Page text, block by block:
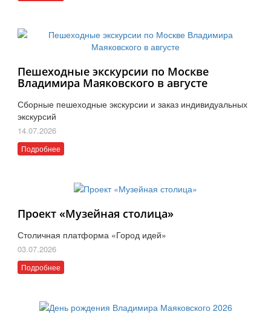
Пешеходные экскурсии по Москве
Владимира Маяковского в августе
Сборные пешеходные экскурсии и заказ индивидуальных
экскурсий
14.07.2026
Подробнее
Проект «Музейная столица»
Столичная платформа «Город идей»
03.07.2026
Подробнее